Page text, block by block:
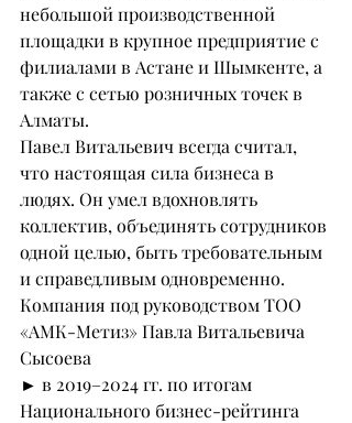
небольшой производственной
площадки в крупное предприятие с
филиалами в Астане и Шымкенте, а
также с сетью розничных точек в
Алматы.
Павел Витальевич всегда считал,
что настоящая сила бизнеса в
людях. Он умел вдохновлять
коллектив, объединять сотрудников
одной целью, быть требовательным
и справедливым одновременно.
Компания под руководством ТОО
«АМК-Метиз» Павла Витальевича
Сысоева
► в 2019–2024 гг. по итогам
Национального бизнес-рейтинга